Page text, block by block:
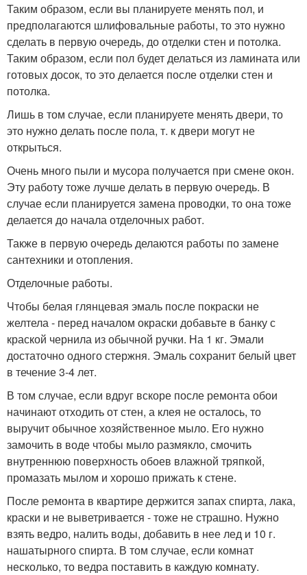
Таким образом, если вы планируете менять пол, и
предполагаются шлифовальные работы, то это нужно
сделать в первую очередь, до отделки стен и потолка.
Таким образом, если пол будет делаться из ламината или
готовых досок, то это делается после отделки стен и
потолка.
Лишь в том случае, если планируете менять двери, то
это нужно делать после пола, т. к двери могут не
открыться.
Очень много пыли и мусора получается при смене окон.
Эту работу тоже лучше делать в первую очередь. В
случае если планируется замена проводки, то она тоже
делается до начала отделочных работ.
Также в первую очередь делаются работы по замене
сантехники и отопления.
Отделочные работы.
Чтобы белая глянцевая эмаль после покраски не
желтела - перед началом окраски добавьте в банку с
краской чернила из обычной ручки. На 1 кг. Эмали
достаточно одного стержня. Эмаль сохранит белый цвет
в течение 3-4 лет.
В том случае, если вдруг вскоре после ремонта обои
начинают отходить от стен, а клея не осталось, то
выручит обычное хозяйственное мыло. Его нужно
замочить в воде чтобы мыло размякло, смочить
внутреннюю поверхность обоев влажной тряпкой,
промазать мылом и хорошо прижать к стене.
После ремонта в квартире держится запах спирта, лака,
краски и не выветривается - тоже не страшно. Нужно
взять ведро, налить воды, добавить в нее лед и 10 г.
нашатырного спирта. В том случае, если комнат
несколько, то ведра поставить в каждую комнату.